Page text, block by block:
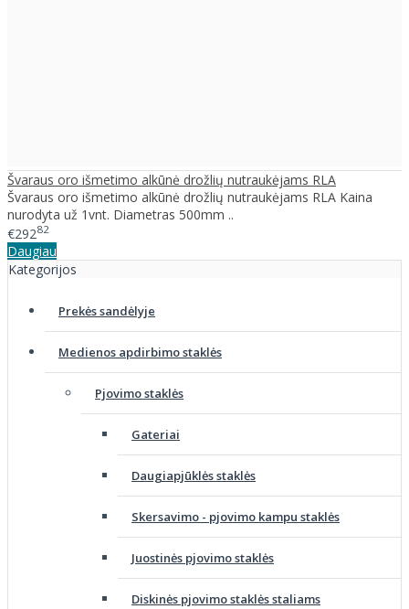
Švaraus oro išmetimo alkūnė drožlių nutraukėjams RLA
Švaraus oro išmetimo alkūnė drožlių nutraukėjams RLA Kaina
nurodyta už 1vnt. Diametras 500mm ..
€29282
Daugiau
Kategorijos
Prekės sandėlyje
Medienos apdirbimo staklės
Pjovimo staklės
Gateriai
Daugiapjūklės staklės
Skersavimo - pjovimo kampu staklės
Juostinės pjovimo staklės
Diskinės pjovimo staklės staliams